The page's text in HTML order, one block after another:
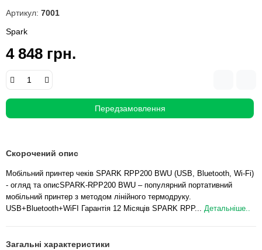
Артикул: 7001
Spark
4 848 грн.
Передзамовлення
Скорочений опис
Мобільний принтер чеків SPARK RPP200 BWU (USB, Bluetooth, Wi-Fi)
- огляд та описSPARK-RPP200 BWU – популярний портативний
мобільний принтер з методом лінійного термодруку.
USB+Bluetooth+WiFI Гарантія 12 Місяців SPARK RPP... Детальніше..
Загальні характеристики